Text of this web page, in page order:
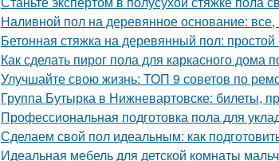
Наливной пол на деревянное основание:
Бетонная стяжка на деревянный пол:
Как сделать пирог пола для каркасного дома
Улучшайте свою жизнь: ТОП 9 советов по
Группа Бутырка в Нижневартовске: билеты,
Профессиональная подготовка пола для
Сделаем свой пол идеальным: как
Идеальная мебель для детской комнаты